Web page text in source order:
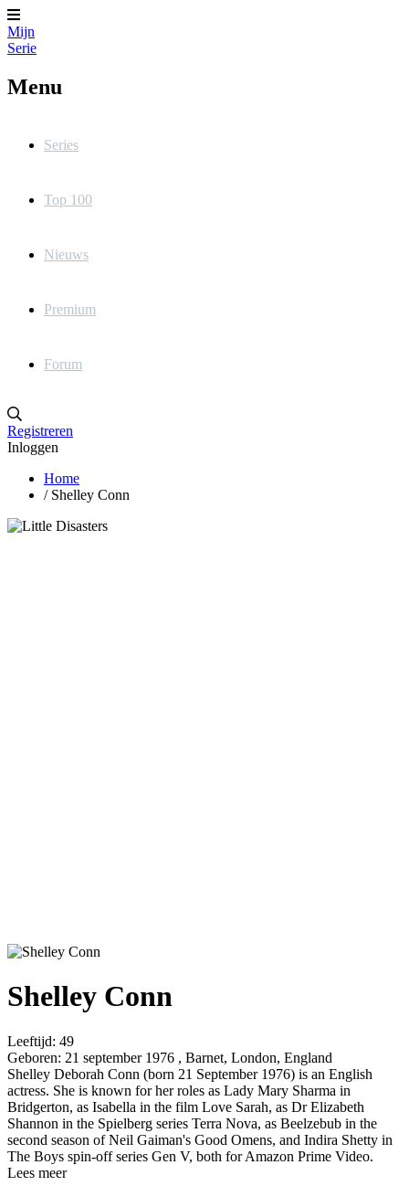
Mijn
Serie
Menu
Series
Top 100
Nieuws
Premium
Forum
Registreren
Inloggen
Home
/ Shelley Conn
Shelley Conn
Leeftijd: 49
Geboren: 21 september 1976 , Barnet, London, England
Shelley Deborah Conn (born 21 September 1976) is an English
actress. She is known for her roles as Lady Mary Sharma in
Bridgerton, as Isabella in the film Love Sarah, as Dr Elizabeth
Shannon in the Spielberg series Terra Nova, as Beelzebub in the
second season of Neil Gaiman's Good Omens, and Indira Shetty in
The Boys spin-off series Gen V, both for Amazon Prime Video.
Lees meer